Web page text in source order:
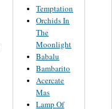
Temptation
Orchids In
The
Moonlight
Babalu
Bambarito
Acercate
Mas
Lamp Of